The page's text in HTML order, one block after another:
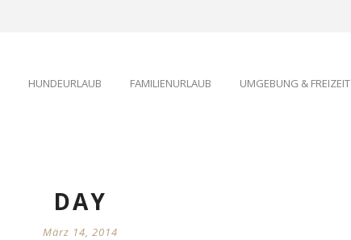
HUNDEURLAUB FAMILIENURLAUB UMGEBUNG & FREIZEIT
DAY
März 14, 2014